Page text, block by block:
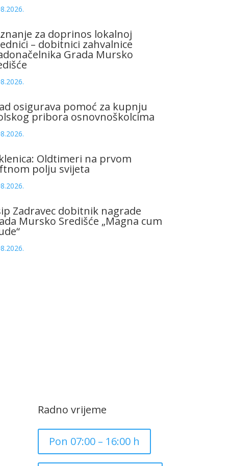
za doprinos lokalnoj
– dobitnici zahvalnice
Grada Mursko
osigurava pomoć za kupnju
pribora osnovnoškolcima
Oldtimeri na prvom
polju svijeta
Zadravec dobitnik nagrade
Mursko Središće „Magna cum
Radno vrijeme
Pon 07:00 – 16:00 h